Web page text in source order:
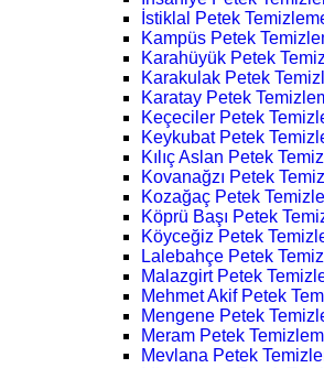
İstiklal Petek
Kampüs Petek
Karahüyük Petek
Karakulak Petek
Karatay Petek
Keçeciler Petek
Keykubat Petek
Kılıç Aslan Petek
Kovanağzı Petek
Kozağaç Petek
Köprü Başı Petek
Köyceğiz Petek
Lalebahçe Petek
Malazgirt Petek
Mehmet Akif Petek
Mengene Petek
Meram Petek
Mevlana Petek